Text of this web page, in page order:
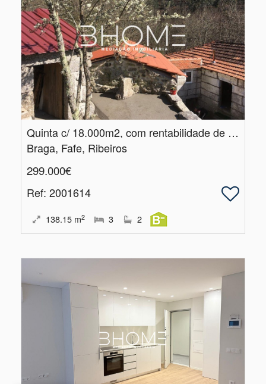
Quinta c/ 18.​000m2, com rentabilidade de AL, em Fafe
Braga, Fafe, Ribeiros
299.000€
Ref: 2001614
138.15 m2 3 2